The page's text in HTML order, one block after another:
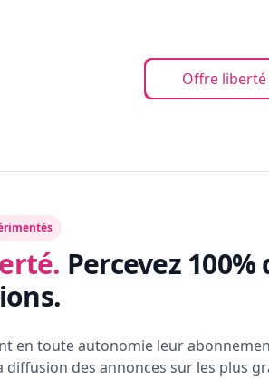
Offre liberté
Percevez 100%
en toute autonomie leur
diffusion des annonces sur les plus